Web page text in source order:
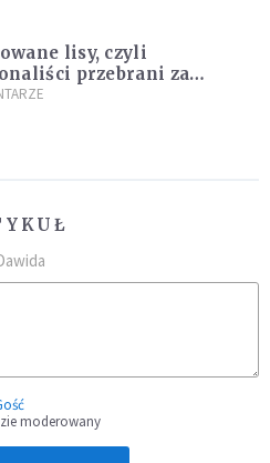
lisy, czyli
przebrani za
moderowany